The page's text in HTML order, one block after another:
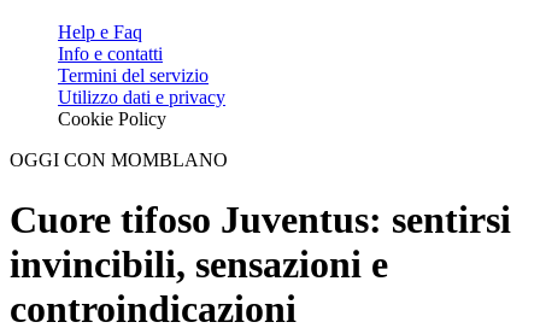
Help e Faq
Info e contatti
Termini del servizio
Utilizzo dati e privacy
Cookie Policy
OGGI CON MOMBLANO
Cuore tifoso Juventus: sentirsi
invincibili, sensazioni e
controindicazioni